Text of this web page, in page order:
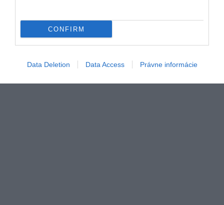
CONFIRM
Data Deletion Data Access Právne informácie